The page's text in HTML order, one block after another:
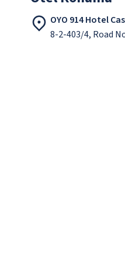
OYO 914 Hotel
8-2-403/4, Road